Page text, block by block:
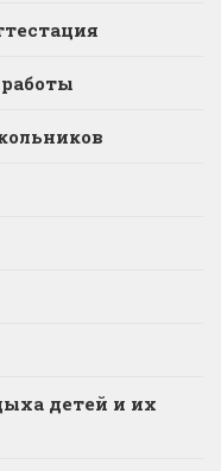
детей и их